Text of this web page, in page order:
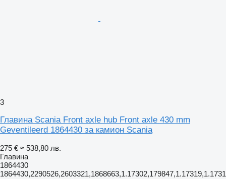
3
Главина Scania Front axle hub Front axle 430 mm
Geventileerd 1864430 за камион Scania
275 € ≈ 538,80 лв.
Главина
1864430